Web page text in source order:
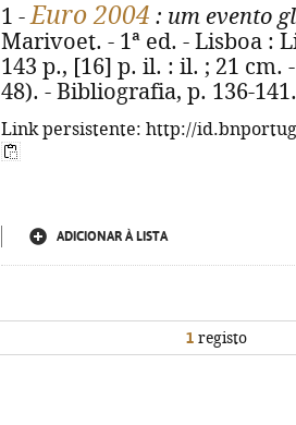
1 -Euro 2004 : um evento
Marivoet. - 1ª ed. - Lisboa :
143 p., [16] p. il. : il. ; 21
48). - Bibliografia, p. 136-
Link persistente: http://
ADICIONAR À LISTA
1 registo